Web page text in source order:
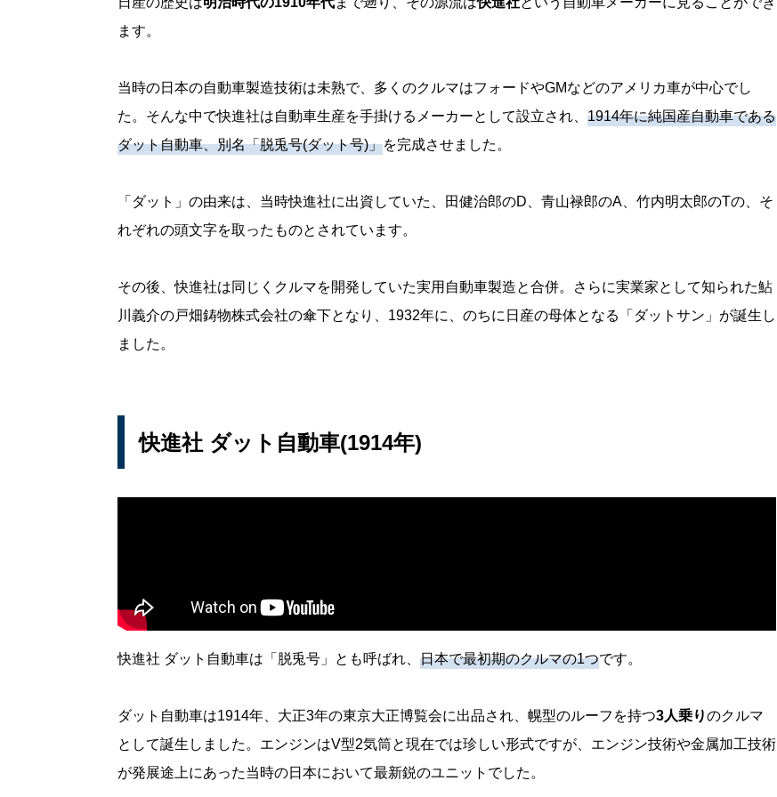
ます。
当時の日本の自動車製造技術は未熟で、多くのクルマはフォードやGMなどのアメリカ車が中心でし
た。そんな中で快進社は自動車生産を手掛けるメーカーとして設立され、 1914年に純国産自動車である
ダット自動車、別名「脱兎号(ダット号)」を完成させました。
「ダット」の由来は、当時快進社に出資していた、田健治郎のD、青山禄郎のA、竹内明太郎のTの、そ
れぞれの頭文字を取ったものとされています。
その後、快進社は同じくクルマを開発していた実用自動車製造と合併。さらに実業家として知られた鮎
川義介の戸畑鋳物株式会社の傘下となり、1932年に、のちに日産の母体となる「ダットサン」が誕生し
ました。
快進社 ダット自動車(1914年)
快進社 ダット自動車は「脱兎号」とも呼ばれ、 日本で最初期のクルマの1つです。
ダット自動車は1914年、大正3年の東京大正博覧会に出品され、幌型のルーフを持つ3人乗りのクルマ
として誕生しました。エンジンはV型2気筒と現在では珍しい形式ですが、エンジン技術や金属加工技術
が発展途上にあった当時の日本において最新鋭のユニットでした。